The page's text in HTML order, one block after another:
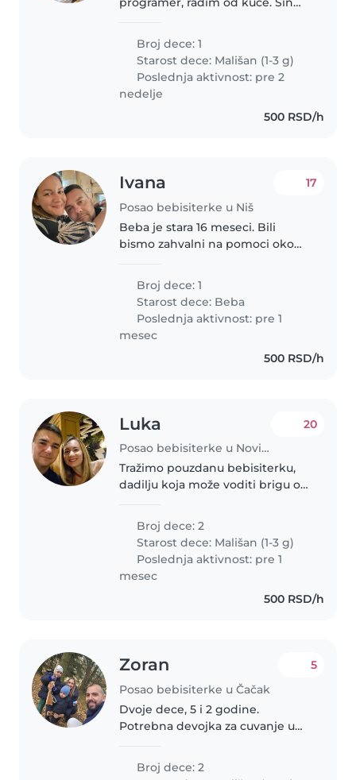
da dete raste u miru, da se hrani
zdravo, da je aktivan. Aleksej je
veseo, razdragan, istraživački..
Broj dece: 1
Starost dece: Mališan (1-3 g)
Poslednja aktivnost: pre 2
nedelje
500 RSD/h
Ivana
Posao bebisiterke u Niš
17
Beba je stara 16 meseci. Bili
bismo zahvalni na pomoci oko
Broj dece: 1
Starost dece: Beba
Poslednja aktivnost: pre 1
mesec
500 RSD/h
Luka
Posao bebisiterke u Novi Sad
20
Tražimo pouzdanu bebisiterku,
dadilju koja može voditi brigu o
nam je osoba koja je opuštena s
kućnim ljubimcima. Kao
višejezična porodica koja govori..
Broj dece: 2
Starost dece: Mališan (1-3 g)
Poslednja aktivnost: pre 1
mesec
500 RSD/h
Zoran
Posao bebisiterke u Čačak
5
Dvoje dece, 5 i 2 godine.
Potrebna devojka za cuvanje u
2b,blizu Meducinske skole.
Broj dece: 2